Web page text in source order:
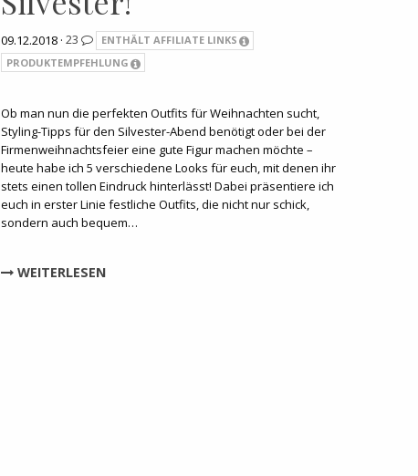
09.12.2018 · 23
ENTHÄLT AFFILIATE LINKS
PRODUKTEMPFEHLUNG
Ob man nun die perfekten Outfits für Weihnachten sucht,
Styling-Tipps für den Silvester-Abend benötigt oder bei der
Firmenweihnachtsfeier eine gute Figur machen möchte –
heute habe ich 5 verschiedene Looks für euch, mit denen ihr
stets einen tollen Eindruck hinterlässt! Dabei präsentiere ich
euch in erster Linie festliche Outfits, die nicht nur schick,
sondern auch bequem…
WEITERLESEN